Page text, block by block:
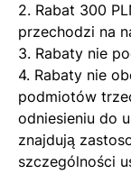
2. Rabat 300
przechodzi na
3. Rabaty nie
4. Rabaty nie
podmiotów
odniesieniu do
znajdują
szczególności